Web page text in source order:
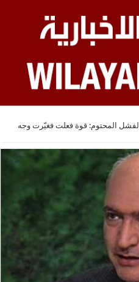
المحتوم: قوة فعلت فغيّرت وجه